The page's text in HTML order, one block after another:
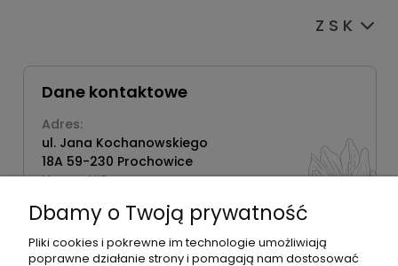
Z S K
Dane kontaktowe
Adres:
ul. Jana Kochanowskiego
18A 59-230 Prochowice
Numer NIP:
Telefon:
518358020
Dbamy o Twoją prywatność
Pliki cookies i pokrewne im technologie umożliwiają
poprawne działanie strony i pomagają nam dostosować